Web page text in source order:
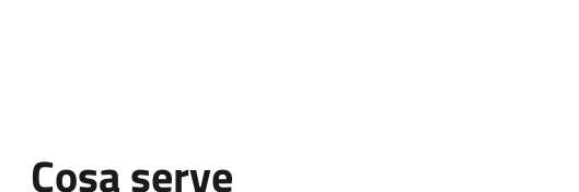
Cosa serve